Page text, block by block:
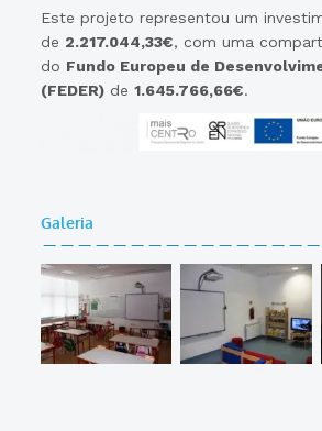
Este projeto representou um
de 2.217.044,33€, com uma
do Fundo Europeu de
(FEDER) de1.645.766,66€.
Galeria